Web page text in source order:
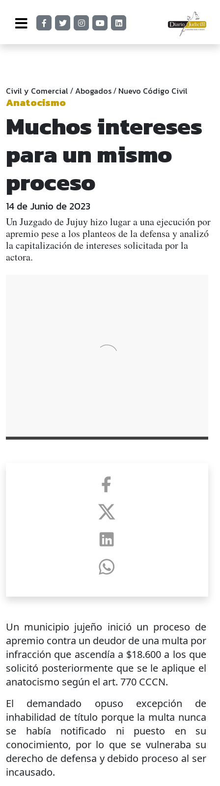
Civil y Comercial/Abogados/ Nuevo Código Civil
Anatocismo
Muchos intereses
para un mismo
proceso
14 de Junio de 2023
Un Juzgado de Jujuy hizo lugar a una ejecución por
apremio pese a los planteos de la defensa y analizó
la capitalización de intereses solicitada por la
actora.
Un municipio jujeño inició un proceso de
apremio contra un deudor de una multa por
infracción que ascendía a $18.600 a los que
solicitó posteriormente que se le aplique el
anatocismo según el art. 770 CCCN.
El demandado opuso excepción de
inhabilidad de título porque la multa nunca
se había notificado ni puesto en su
conocimiento, por lo que se vulneraba su
derecho de defensa y debido proceso al ser
incausado.